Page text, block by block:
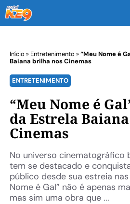
Início » Entretenimento »“Meu Nome é
Baiana brilha nos Cinemas
ENTRETENIMENTO
“Meu Nome é
da Estrela
Cinemas
No universo cinematográfico
tem se destacado e
público desde sua estreia nas
Nome é Gal” não é apenas
mas sim uma obra que ...